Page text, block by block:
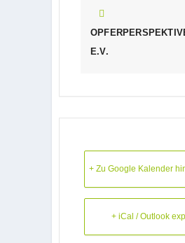
E.V.
+ Zu Google Kalender
+ iCal / Outlook